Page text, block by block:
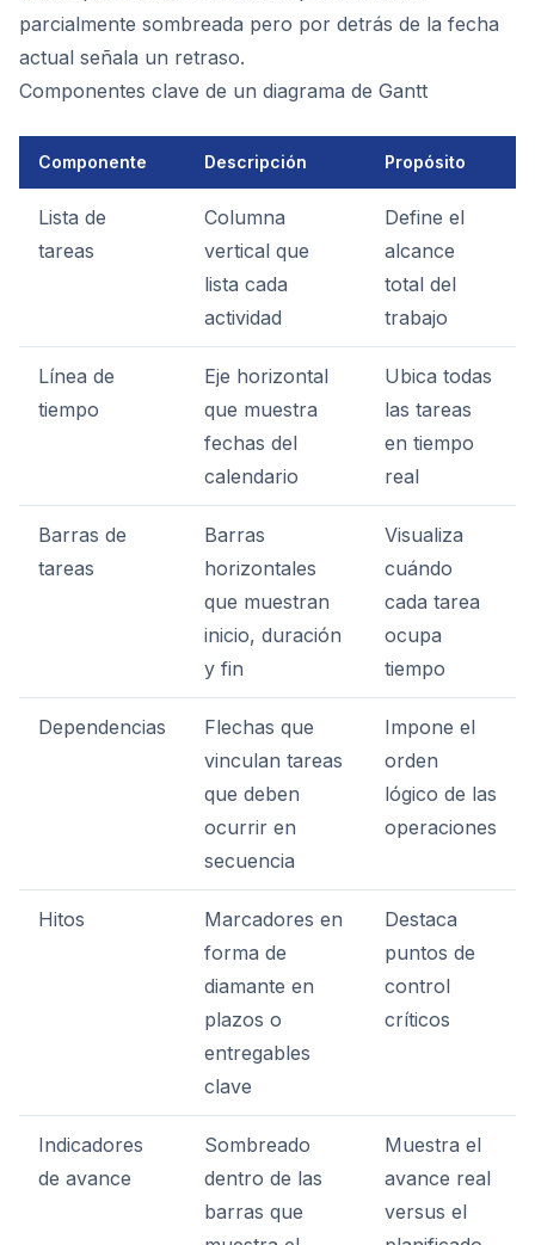
parcialmente sombreada pero por detrás de la fecha
actual señala un retraso.
Componentes clave de un diagrama de Gantt
Componente Descripción Propósito
Lista de
tareas
Columna
vertical que
lista cada
actividad
Define el
alcance
total del
trabajo
Línea de
tiempo
Eje horizontal
que muestra
fechas del
calendario
Ubica todas
las tareas
en tiempo
real
Barras de
tareas
Barras
horizontales
que muestran
inicio, duración
y fin
Visualiza
cuándo
cada tarea
ocupa
tiempo
Dependencias
Flechas que
vinculan tareas
que deben
ocurrir en
secuencia
Impone el
orden
lógico de las
operaciones
Hitos
Marcadores en
forma de
diamante en
plazos o
entregables
clave
Destaca
puntos de
control
críticos
Indicadores
de avance
Sombreado
dentro de las
barras que
Muestra el
avance real
versus el